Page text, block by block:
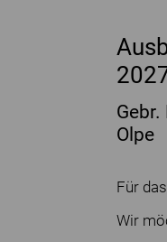
Gebr.
Olpe
Für
Wir